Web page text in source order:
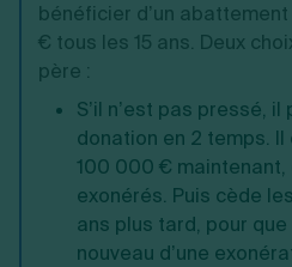
bénéficier d’un
€ tous les 15 ans. Deux
père :
S’il n’est pas pressé,
donation en 2 temps. Il
100 000 €
exonérés. Puis cède
ans plus tard, pour
nouveau d’une